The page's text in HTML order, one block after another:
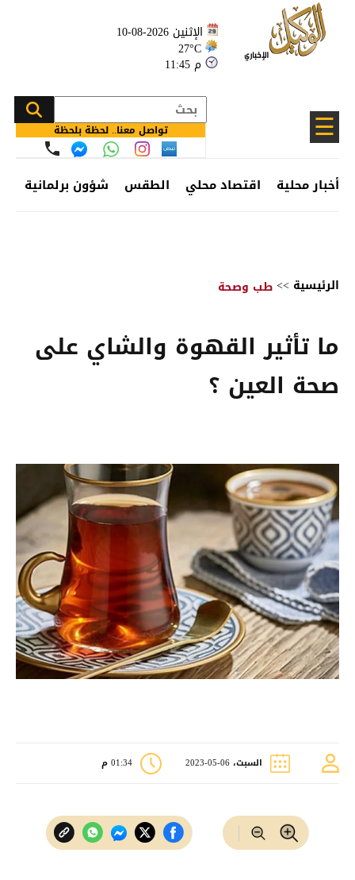
الإثنين 2026-08-10
27°C
11:45 م
☰ تواصل معنا.. لحظة بلحظة
أخبار محلية اقتصاد محلي الطقس شؤون برلمانية
الرئيسية >>طب وصحة
ما تأثير القهوة والشاي على
صحة العين ؟
السبت، 06-05-2023 01:34 م